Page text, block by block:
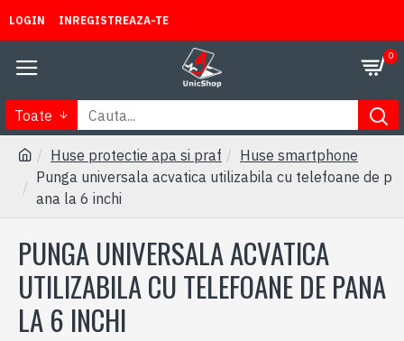
LOGIN INREGISTREAZA-TE
0
Toate
Huse protectie apa si praf
Huse smartphone
Punga universala acvatica utilizabila cu telefoane de p
ana la 6 inchi
PUNGA UNIVERSALA ACVATICA
UTILIZABILA CU TELEFOANE DE PANA
LA 6 INCHI